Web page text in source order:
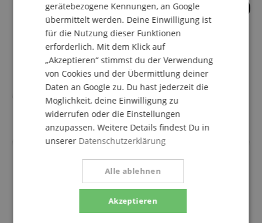
33
XDrum Pro Doppel
Fußmaschine
94,90 €
79,90€
19
XDrum
Kundenbewertungen
5.0
gerätebezogene Kennungen, an Google
übermittelt werden. Deine Einwilligung ist
für die Nutzung dieser Funktionen
erforderlich. Mit dem Klick auf
„Akzeptieren“ stimmst du der Verwendung
von Cookies und der Übermittlung deiner
Daten an Google zu. Du hast jederzeit die
Möglichkeit, deine Einwilligung zu
widerrufen oder die Einstellungen
anzupassen. Weitere Details findest Du in
unserer Datenschutzerklärung
Akzeptieren
Alle ablehnen